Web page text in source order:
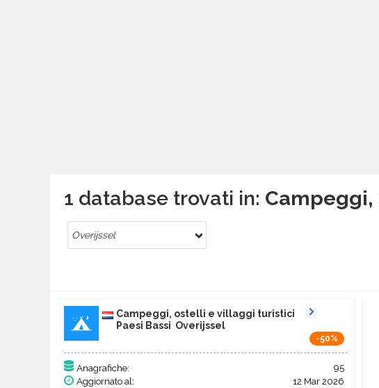
1 database trovati in: Campeggi,
Overijssel
Campeggi, ostelli e villaggi turistici
Paesi Bassi Overijssel
-50%
Anagrafiche:
95
Aggiornato al:
12 Mar 2026